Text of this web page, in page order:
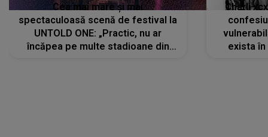
Cea mai mare și mai
spectaculoasă scenă de festival la
UNTOLD ONE: „Practic, nu ar
încăpea pe multe stadioane din
Charli
exista